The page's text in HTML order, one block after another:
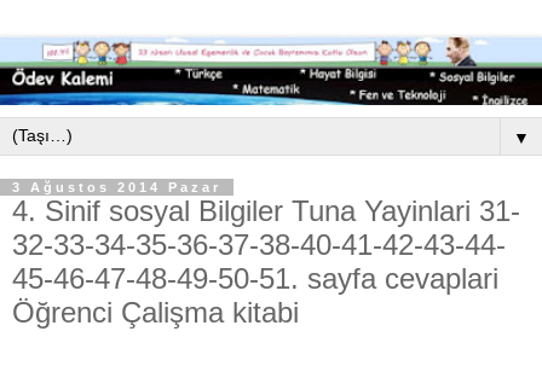
▼
3 Ağustos 2014 Pazar
4. Sinif sosyal Bilgiler Tuna Yayinlari 31-
32-33-34-35-36-37-38-40-41-42-43-44-
45-46-47-48-49-50-51. sayfa cevaplari
Öğrenci Çalişma kitabi